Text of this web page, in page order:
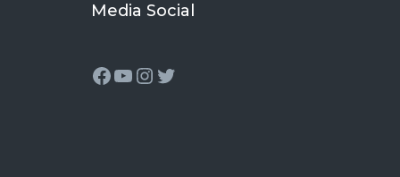
Media Social